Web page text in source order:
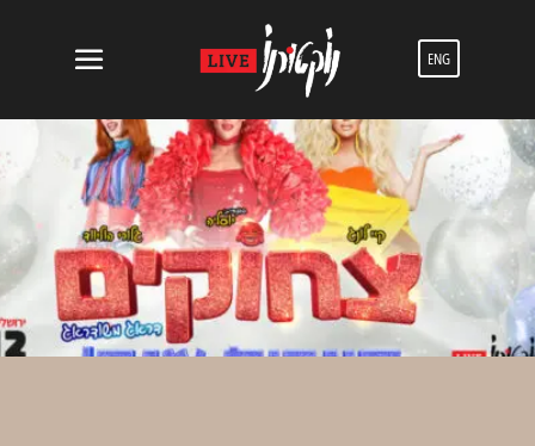
ENG